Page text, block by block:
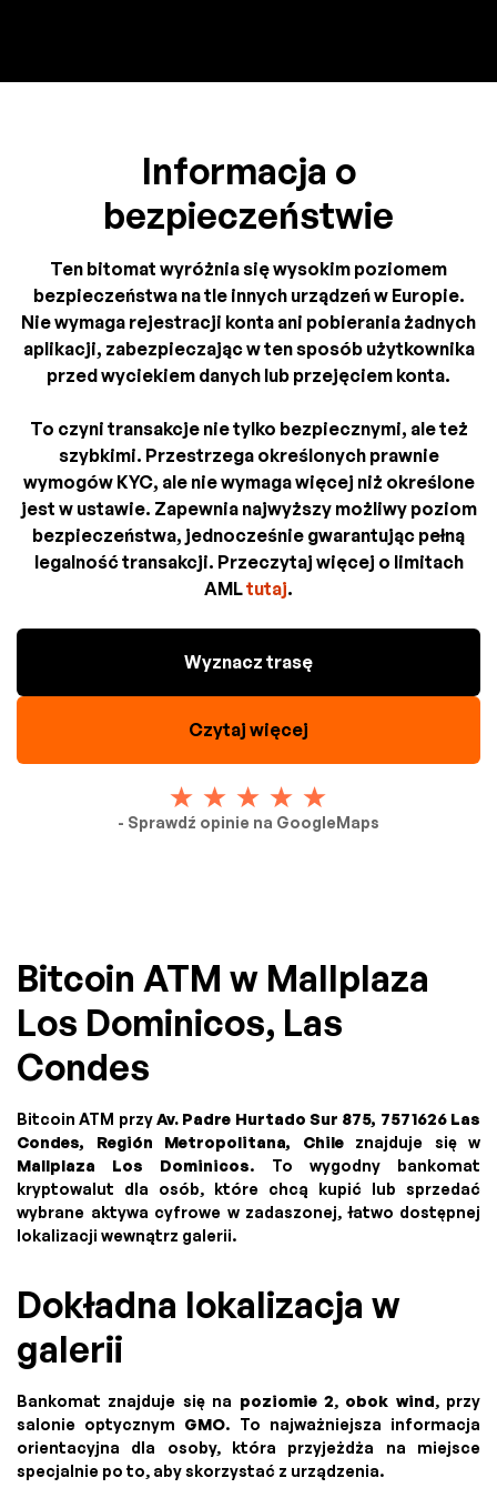
Informacja o
bezpieczeństwie
Ten bitomat wyróżnia się wysokim poziomem
bezpieczeństwa na tle innych urządzeń w Europie.
Nie wymaga rejestracji konta ani pobierania żadnych
aplikacji, zabezpieczając w ten sposób użytkownika
przed wyciekiem danych lub przejęciem konta.
To czyni transakcje nie tylko bezpiecznymi, ale też
szybkimi. Przestrzega określonych prawnie
wymogów KYC, ale nie wymaga więcej niż określone
jest w ustawie. Zapewnia najwyższy możliwy poziom
bezpieczeństwa, jednocześnie gwarantując pełną
legalność transakcji. Przeczytaj więcej o limitach
AMLtutaj.
Wyznacz trasę
Czytaj więcej
- Sprawdź opinie na GoogleMaps
Bitcoin ATM w Mallplaza
Los Dominicos, Las
Condes
Bitcoin ATM przyAv. Padre Hurtado Sur 875, 7571626 Las
Condes, Región Metropolitana, Chileznajduje się w
Mallplaza Los Dominicos. To wygodny bankomat
kryptowalut dla osób, które chcą kupić lub sprzedać
wybrane aktywa cyfrowe w zadaszonej, łatwo dostępnej
lokalizacji wewnątrz galerii.
Dokładna lokalizacja w
galerii
Bankomat znajduje się na poziomie 2, obok wind, przy
salonie optycznym GMO. To najważniejsza informacja
orientacyjna dla osoby, która przyjeżdża na miejsce
specjalnie po to, aby skorzystać z urządzenia.